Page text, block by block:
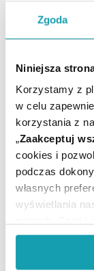
Zgoda
Niniejsza
Korzystamy z
w celu
korzystania z
„Zaakceptuj
cookies i
podczas
własnych
wyświetlania
do
sposoby
Zapalenie
wszystkim z
sposoby na
zapobiegać tej